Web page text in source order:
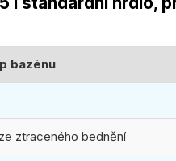
bazénu
ztraceného bednění